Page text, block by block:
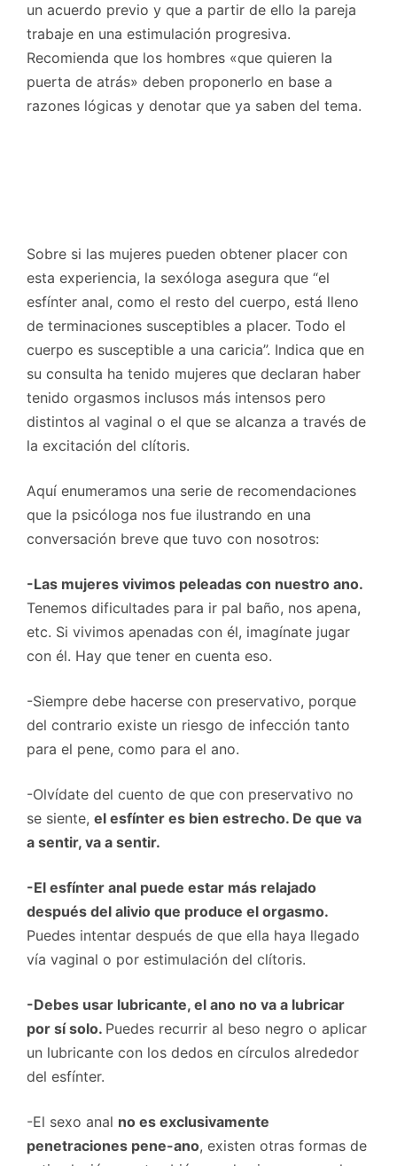
un acuerdo previo y que a partir de ello la pareja
trabaje en una estimulación progresiva.
Recomienda que los hombres «que quieren la
puerta de atrás» deben proponerlo en base a
razones lógicas y denotar que ya saben del tema.
Sobre si las mujeres pueden obtener placer con
esta experiencia, la sexóloga asegura que “el
esfínter anal, como el resto del cuerpo, está lleno
de terminaciones susceptibles a placer. Todo el
cuerpo es susceptible a una caricia”. Indica que en
su consulta ha tenido mujeres que declaran haber
tenido orgasmos inclusos más intensos pero
distintos al vaginal o el que se alcanza a través de
la excitación del clítoris.
Aquí enumeramos una serie de recomendaciones
que la psicóloga nos fue ilustrando en una
conversación breve que tuvo con nosotros:
-Las mujeres vivimos peleadas con nuestro ano.
Tenemos dificultades para ir pal baño, nos apena,
etc. Si vivimos apenadas con él, imagínate jugar
con él. Hay que tener en cuenta eso.
-Siempre debe hacerse con preservativo, porque
del contrario existe un riesgo de infección tanto
para el pene, como para el ano.
-Olvídate del cuento de que con preservativo no
se siente, el esfínter es bien estrecho. De que va
a sentir, va a sentir.
-El esfínter anal puede estar más relajado
después del alivio que produce el orgasmo.
Puedes intentar después de que ella haya llegado
vía vaginal o por estimulación del clítoris.
-Debes usar lubricante, el ano no va a lubricar
por sí solo. Puedes recurrir al beso negro o aplicar
un lubricante con los dedos en círculos alrededor
del esfínter.
-El sexo anal no es exclusivamente
penetraciones pene-ano, existen otras formas de